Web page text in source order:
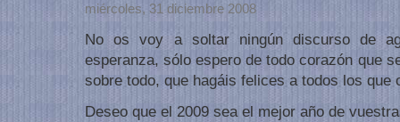
miércoles, 31 diciembre 2008
No os voy a soltar ningún discurso de
esperanza, sólo espero de todo corazón que
sobre todo, que hagáis felices a todos los que
Deseo que el 2009 sea el mejor año de